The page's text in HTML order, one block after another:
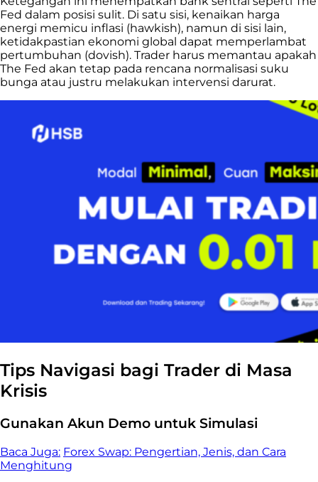
Fed dalam posisi sulit. Di satu sisi, kenaikan harga
energi memicu inflasi (hawkish), namun di sisi lain,
ketidakpastian ekonomi global dapat memperlambat
pertumbuhan (dovish). Trader harus memantau apakah
The Fed akan tetap pada rencana normalisasi suku
bunga atau justru melakukan intervensi darurat.
Tips Navigasi bagi Trader di Masa
Krisis
Gunakan Akun Demo untuk Simulasi
Baca Juga: Forex Swap: Pengertian, Jenis, dan Cara
Menghitung